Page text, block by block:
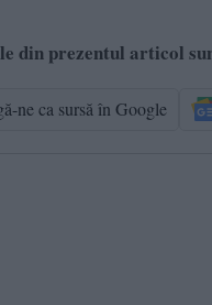
din prezentul articol
ne ca sursă în Google